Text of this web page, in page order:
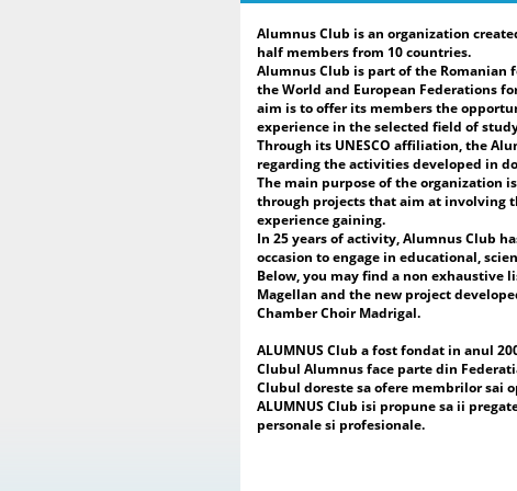
Alumnus Club is an organization
half members from 10 countries.
Alumnus Club is part of the Romanian
the World and European Federations
aim is to offer its members the
experience in the selected field of
Through its UNESCO affiliation, the
regarding the activities developed in
The main purpose of the organization
through projects that aim at involving
experience gaining.
In 25 years of activity, Alumnus Club
occasion to engage in educational,
Below, you may find a non exhaustive
Magellan and the new project
Chamber Choir Madrigal.
ALUMNUS Club a fost fondat in anul
Clubul Alumnus face parte din
Clubul doreste sa ofere membrilor sai
ALUMNUS Club isi propune sa ii
personale si profesionale.